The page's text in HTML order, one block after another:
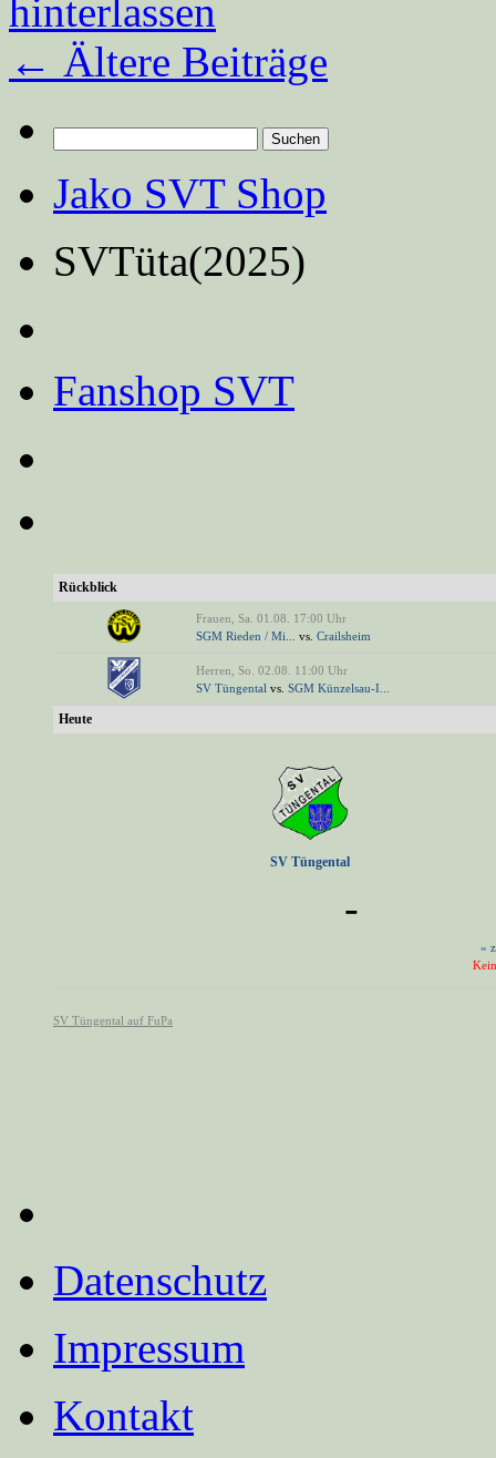
hinterlassen
← Ältere Beiträge
nach:
Jako SVT Shop
SVTüta(2025)
Fanshop SVT
Datenschutz
Impressum
Kontakt